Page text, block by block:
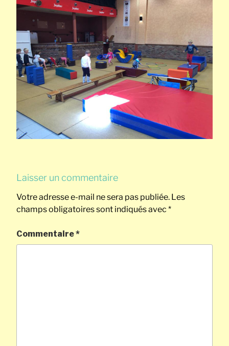
Laisser un commentaire
Votre adresse e-mail ne sera pas publiée. Les
champs obligatoires sont indiqués avec *
Commentaire*